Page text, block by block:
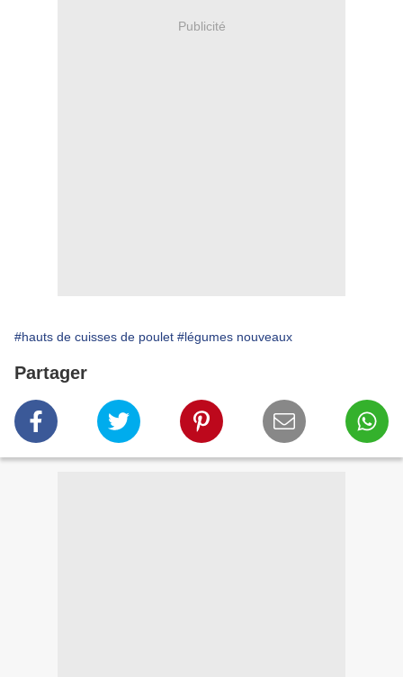
Publicité
#hauts de cuisses de poulet #légumes nouveaux
Partager